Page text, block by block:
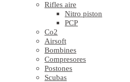
Rifles aire
Nitro piston
PCP
Co2
Airsoft
Bombines
Compresores
Postones
Scubas